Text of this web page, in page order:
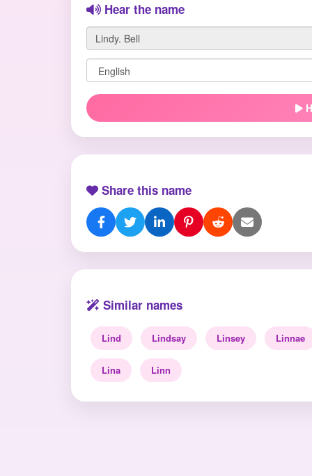
Hear the name
Share this name
Similar names
Lind Lindsay Linsey Linnae
Lina Linn